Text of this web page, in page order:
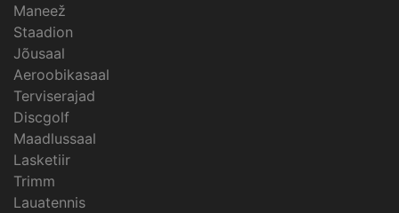
Maneež
Staadion
Jõusaal
Aeroobikasaal
Terviserajad
Discgolf
Maadlussaal
Lasketiir
Trimm
Lauatennis